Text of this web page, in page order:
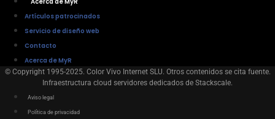
Artículos patrocinados
Servicio de diseño web
Contacto
Acerca de MyR
© Copyright 1995-2025. Color Vivo Internet SLU. Otros contenidos se cita fuente.
Infraestructura cloud servidores dedicados de Stackscale.
Aviso legal
Política de privacidad